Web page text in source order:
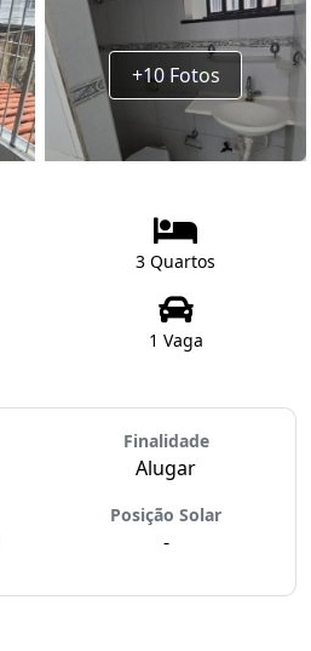
+10 Fotos
3 Quartos
1 Vaga
Finalidade
Alugar
Posição Solar
-